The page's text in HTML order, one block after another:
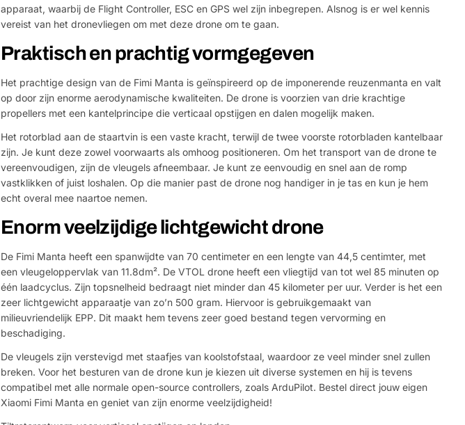
apparaat, waarbij de Flight Controller, ESC en GPS wel zijn inbegrepen. Alsnog is er wel kennis
vereist van het dronevliegen om met deze drone om te gaan.
Praktisch en prachtig vormgegeven
Het prachtige design van de Fimi Manta is geïnspireerd op de imponerende reuzenmanta en valt
op door zijn enorme aerodynamische kwaliteiten. De drone is voorzien van drie krachtige
propellers met een kantelprincipe die verticaal opstijgen en dalen mogelijk maken.
Het rotorblad aan de staartvin is een vaste kracht, terwijl de twee voorste rotorbladen kantelbaar
zijn. Je kunt deze zowel voorwaarts als omhoog positioneren. Om het transport van de drone te
vereenvoudigen, zijn de vleugels afneembaar. Je kunt ze eenvoudig en snel aan de romp
vastklikken of juist loshalen. Op die manier past de drone nog handiger in je tas en kun je hem
echt overal mee naartoe nemen.
Enorm veelzijdige lichtgewicht drone
De Fimi Manta heeft een spanwijdte van 70 centimeter en een lengte van 44,5 centimter, met
een vleugeloppervlak van 11.8dm². De VTOL drone heeft een vliegtijd van tot wel 85 minuten op
één laadcyclus. Zijn topsnelheid bedraagt niet minder dan 45 kilometer per uur. Verder is het een
zeer lichtgewicht apparaatje van zo’n 500 gram. Hiervoor is gebruikgemaakt van
milieuvriendelijk EPP. Dit maakt hem tevens zeer goed bestand tegen vervorming en
beschadiging.
De vleugels zijn verstevigd met staafjes van koolstofstaal, waardoor ze veel minder snel zullen
breken. Voor het besturen van de drone kun je kiezen uit diverse systemen en hij is tevens
compatibel met alle normale open-source controllers, zoals ArduPilot. Bestel direct jouw eigen
Xiaomi Fimi Manta en geniet van zijn enorme veelzijdigheid!